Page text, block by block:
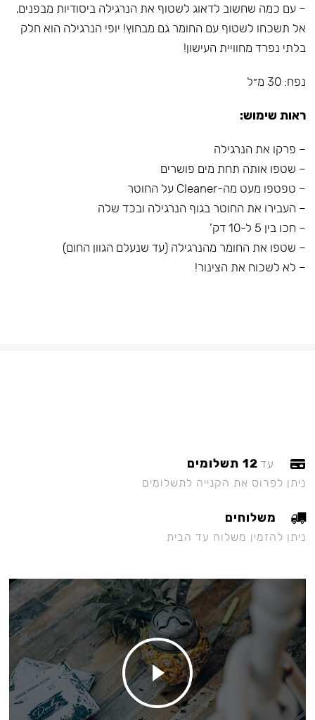
– עם כמה שחשוב לדאוג לשטוף את הנרגילה ביסודיות מבפנים,
אל תשכחו לשטוף עם החומר גם מבחוץ! יופי הנרגילה הוא חלק
בלתי נפרד מחוויית העישון!
נפח: 30 מ״ל
ראות שימוש:
– פרקו את הנרגילה
– שטפו אותה תחת מים פושרים
– טפטפו מעט מה-Cleaner על החוטר
– העבירו את החוטר בגוף הנרגילה ובכד שלה
– חכו בין 5 ל-10 דק’
– שטפו את החומר מהנרגילה (עד שנעלם הגוון החום)
– לא לשכוח את הצינור!
עד 12 תשלומים
ניתן לפרוס את הקנייה לתשלומים
משלוחים
ניתן להזמין משלוח עד הבית